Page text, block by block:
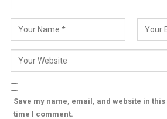
Save my name, email, and website in
time I comment.